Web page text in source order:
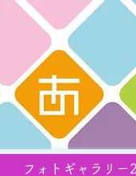
フォトギャラリー